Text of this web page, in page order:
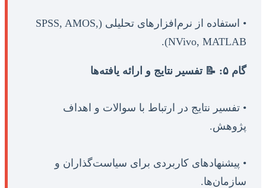
• استفاده از نرم‌افزارهای تحلیلی (SPSS, AMOS,
NVivo, MATLAB).
گام ۵: 📝 تفسیر نتایج و ارائه یافته‌ها
• تفسیر نتایج در ارتباط با سوالات و اهداف
پژوهش.
• پیشنهادهای کاربردی برای سیاست‌گذاران و
سازمان‌ها.